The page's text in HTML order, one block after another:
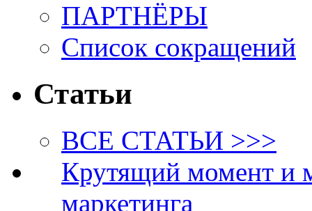
ПАРТНЁРЫ
Список сокращений
Статьи
ВСЕ СТАТЬИ >>>
Крутящий момент и
маркетинга